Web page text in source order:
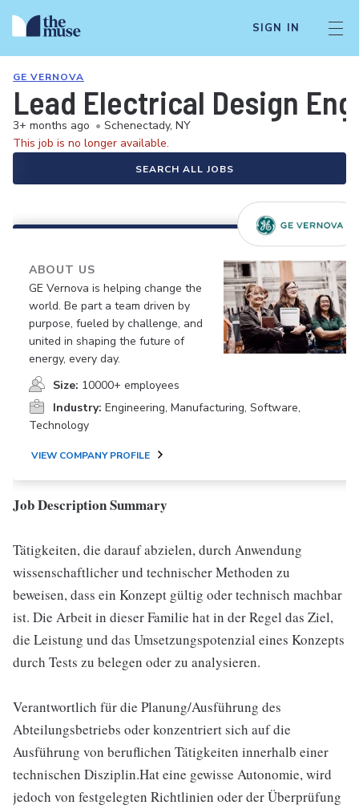
SIGN IN
GE VERNOVA
Lead Electrical Design
3+ months ago • Schenectady, NY
This job is no longer available.
SEARCH ALL JOBS
ABOUT US
GE Vernova is helping change the
world. Be part a team driven by
purpose, fueled by challenge, and
united in shaping the future of
energy, every day.
Size: 10000+ employees
Industry: Engineering, Manufacturing, Software,
Technology
VIEW COMPANY PROFILE
Job Description Summary
Tätigkeiten, die darauf abzielen, durch Anwendung
wissenschaftlicher und technischer Methoden zu
beweisen, dass ein Konzept gültig oder technisch machbar
ist. Die Arbeit in dieser Familie hat in der Regel das Ziel,
die Leistung und das Umsetzungspotenzial eines Konzepts
durch Tests zu belegen oder zu analysieren.
Verantwortlich für die Planung/Ausführung des
Abteilungsbetriebs oder konzentriert sich auf die
Ausführung von beruflichen Tätigkeiten innerhalb einer
technischen Disziplin.Hat eine gewisse Autonomie, wird
jedoch von festgelegten Richtlinien oder der Überprüfung